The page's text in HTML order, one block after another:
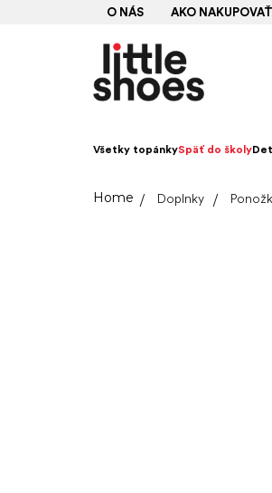
O NÁS AKO NAKUPOVAŤ
Všetky topánkySpäť do školy
DomovDoplnky